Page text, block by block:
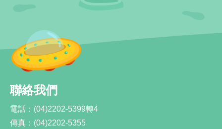
聯絡我們
電話： (04)2202-5399轉4
傳真： (04)2202-5355